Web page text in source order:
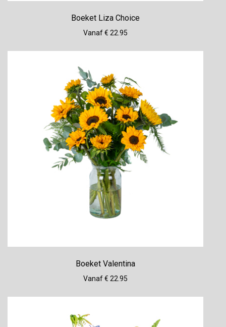
Boeket Liza Choice
Vanaf € 22.95
Boeket Valentina
Vanaf € 22.95